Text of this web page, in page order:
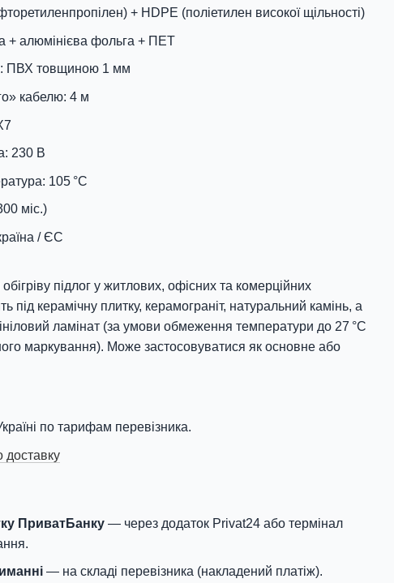
+ HDPE (поліетилен високої щільності)
+ алюмінієва фольга + ПЕТ
ПВХ товщиною 1 мм
кабелю: 4 м
230 В
105 °C
міс.)
/ ЄС
підлог у житлових, офісних та комерційних
під керамічну плитку, керамограніт, натуральний камінь, а
ламінат (за умови обмеження температури до 27 °C
маркування). Може застосовуватися як основне або
по тарифам перевізника.
доставку
ПриватБанку — через додаток Privat24 або термінал
— на складі перевізника (накладений платіж).